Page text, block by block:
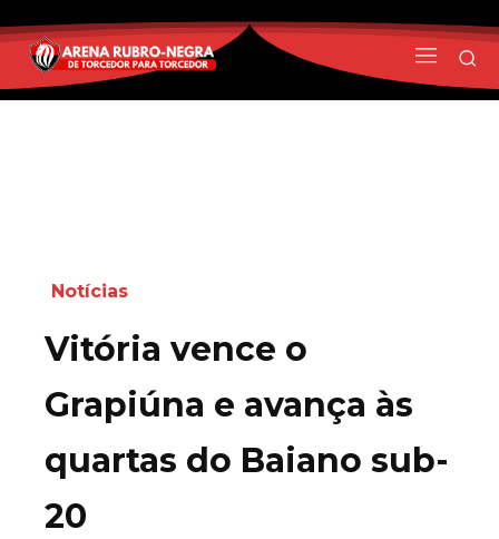
Notícias
Vitória vence o
Grapiúna e avança às
quartas do Baiano sub-
20